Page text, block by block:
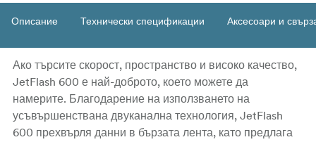
Описание Технически спецификации Аксесоари и
Ако търсите скорост, пространство и високо качество,
JetFlash 600 е най-доброто, което можете да
намерите. Благодарение на използването на
усъвършенствана двуканална технология, JetFlash
600 прехвърля данни в бързата лента, като предлага